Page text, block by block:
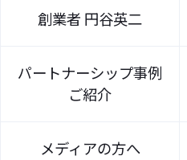
創業者 円谷英二
パートナーシップ事例
ご紹介
メディアの方へ